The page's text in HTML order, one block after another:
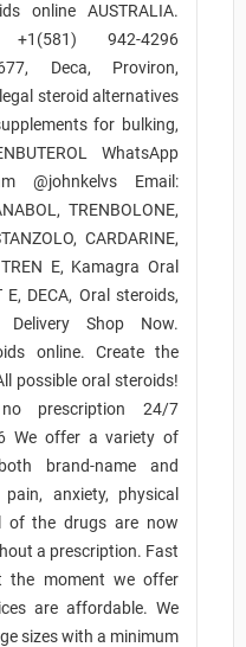
online AUSTRALIA.
+1(581) 942-4296
Deca, Proviron,
steroid alternatives
for bulking,
WhatsApp
@johnkelvs Email:
TRENBOLONE,
CARDARINE,
E, Kamagra Oral
DECA, Oral steroids,
Delivery Shop Now.
online. Create the
possible oral steroids!
prescription 24/7
We offer a variety of
brand-name and
anxiety, physical
of the drugs are now
a prescription. Fast
the moment we offer
are affordable. We
sizes with a minimum